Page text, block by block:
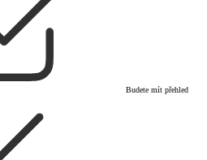
Budete mít přehled